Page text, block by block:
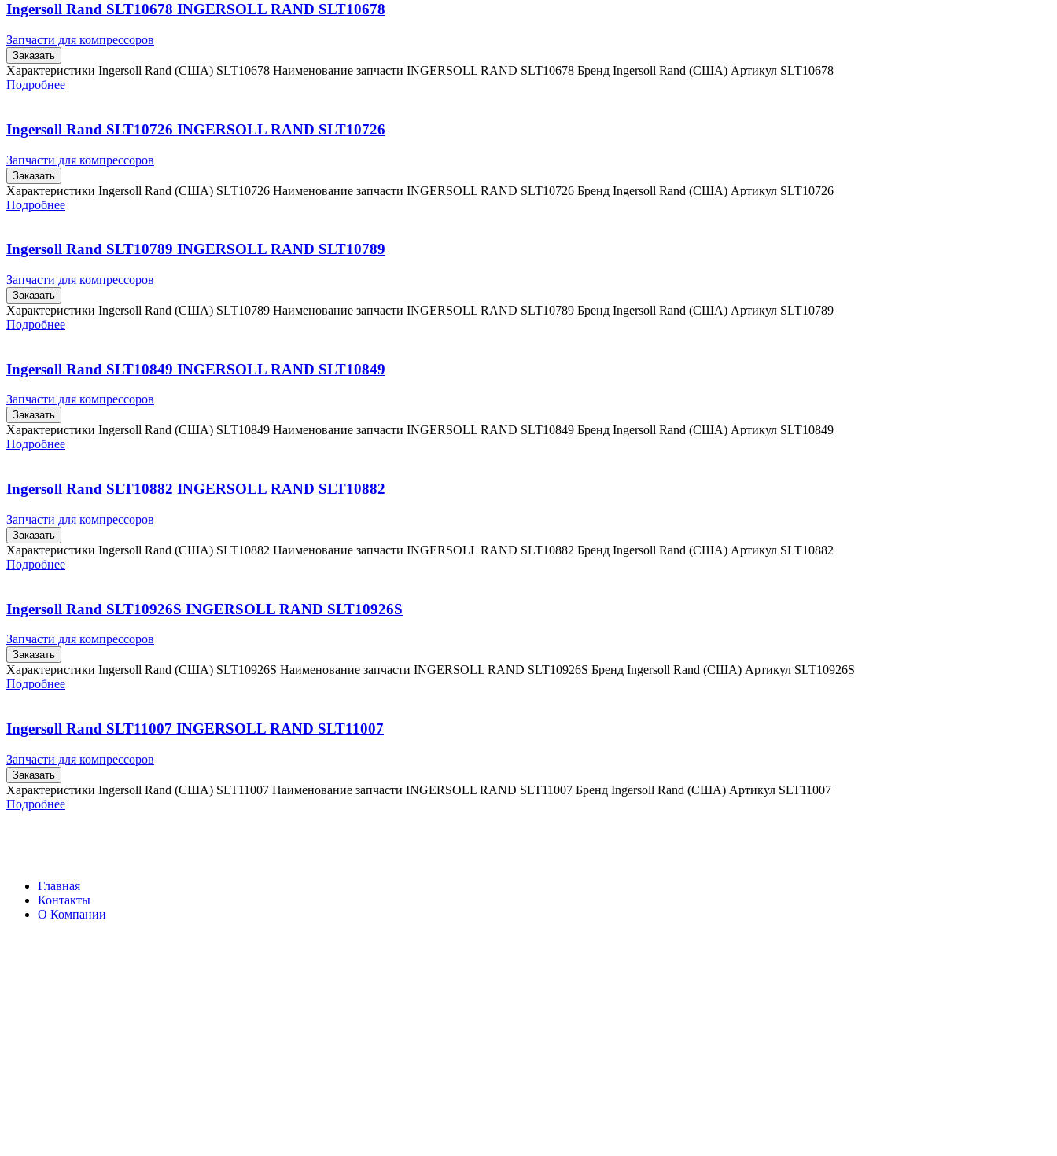
Ingersoll Rand SLT10678 INGERSOLL RAND SLT10678
Запчасти для компрессоров
Заказать
Характеристики Ingersoll Rand (США) SLT10678 Наименование запчасти INGERSOLL RAND SLT10678 Бренд Ingersoll Rand (США) Артикул SLT10678
Подробнее
Ingersoll Rand SLT10726 INGERSOLL RAND SLT10726
Запчасти для компрессоров
Заказать
Характеристики Ingersoll Rand (США) SLT10726 Наименование запчасти INGERSOLL RAND SLT10726 Бренд Ingersoll Rand (США) Артикул SLT10726
Подробнее
Ingersoll Rand SLT10789 INGERSOLL RAND SLT10789
Запчасти для компрессоров
Заказать
Характеристики Ingersoll Rand (США) SLT10789 Наименование запчасти INGERSOLL RAND SLT10789 Бренд Ingersoll Rand (США) Артикул SLT10789
Подробнее
Ingersoll Rand SLT10849 INGERSOLL RAND SLT10849
Запчасти для компрессоров
Заказать
Характеристики Ingersoll Rand (США) SLT10849 Наименование запчасти INGERSOLL RAND SLT10849 Бренд Ingersoll Rand (США) Артикул SLT10849
Подробнее
Ingersoll Rand SLT10882 INGERSOLL RAND SLT10882
Запчасти для компрессоров
Заказать
Характеристики Ingersoll Rand (США) SLT10882 Наименование запчасти INGERSOLL RAND SLT10882 Бренд Ingersoll Rand (США) Артикул SLT10882
Подробнее
Ingersoll Rand SLT10926S INGERSOLL RAND SLT10926S
Запчасти для компрессоров
Заказать
Характеристики Ingersoll Rand (США) SLT10926S Наименование запчасти INGERSOLL RAND SLT10926S Бренд Ingersoll Rand (США) Артикул SLT10926S
Подробнее
Ingersoll Rand SLT11007 INGERSOLL RAND SLT11007
Запчасти для компрессоров
Заказать
Характеристики Ingersoll Rand (США) SLT11007 Наименование запчасти INGERSOLL RAND SLT11007 Бренд Ingersoll Rand (США) Артикул SLT11007
Подробнее
Главная
Контакты
О Компании